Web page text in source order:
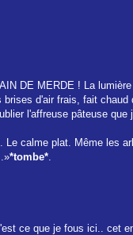
DE MERDE ! La
d'air frais, fait chaud
l'affreuse pâteuse
calme plat. Même les
*tombe*.
ce que je fous ici.. cet